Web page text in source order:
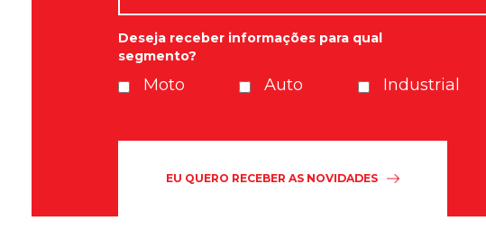
Deseja receber informações para qual
segmento?
Moto Auto Industrial